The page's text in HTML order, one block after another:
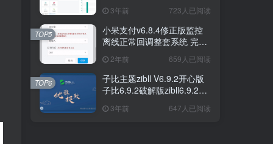
3年前 723人已阅读
小呆支付v6.8.4修正版监控
离线正常回调整套系统 完美
运营版
2年前 659人已阅读
TOP5
子比主题zibll V6.9.2开心版
子比6.9.2破解版zibll6.9.2
3年前 647人已阅读
TOP6
3年前 723人已阅读
小呆支付v6.8.4修正版监控
离线正常回调整套系统 完美
运营版
2年前 659人已阅读
TOP5
子比主题zibll V6.9.2开心版
子比6.9.2破解版zibll6.9.2
3年前 647人已阅读
TOP6